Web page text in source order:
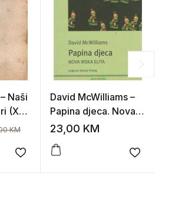
Naši
(XV.
KM
Add to wishlist
David McWilliams –
Papina djeca. Nova
irska elita
23,00 KM
Add to